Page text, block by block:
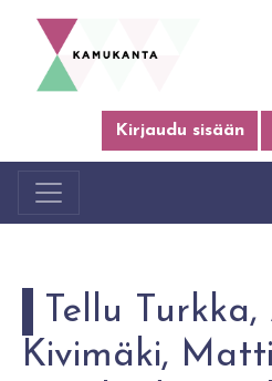
Kirjaudu sisään
Tellu
Kivimäki,